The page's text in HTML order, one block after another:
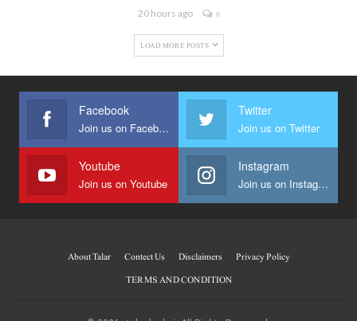
20 hours ago 0
LOAD MORE POSTS
Facebook
Join us on Facebook
Twitter
Join us on Twitter
Youtube
Join us on Youtube
Instagram
Join us on Instagram
About Talar Contect Us Disclaimers
Privacy Policy
TERMS AND CONDITION